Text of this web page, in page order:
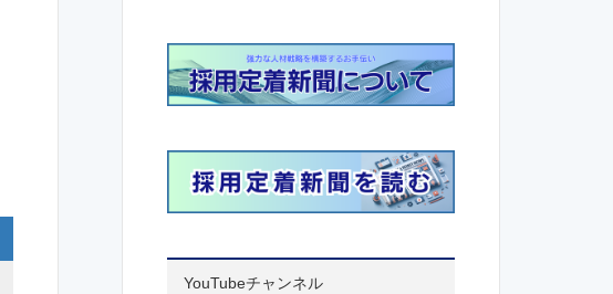
YouTubeチャンネル